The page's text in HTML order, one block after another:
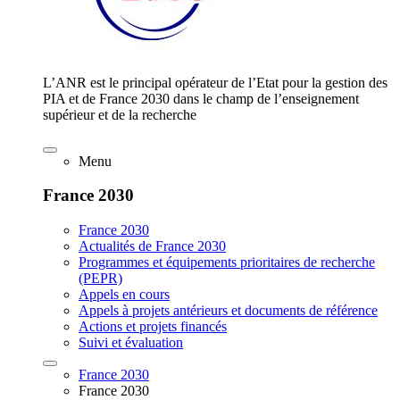
L’ANR est le principal opérateur de l’Etat pour la gestion des
PIA et de France 2030 dans le champ de l’enseignement
supérieur et de la recherche
Menu
France 2030
France 2030
Actualités de France 2030
Programmes et équipements prioritaires de recherche
(PEPR)
Appels en cours
Appels à projets antérieurs et documents de référence
Actions et projets financés
Suivi et évaluation
France 2030
France 2030